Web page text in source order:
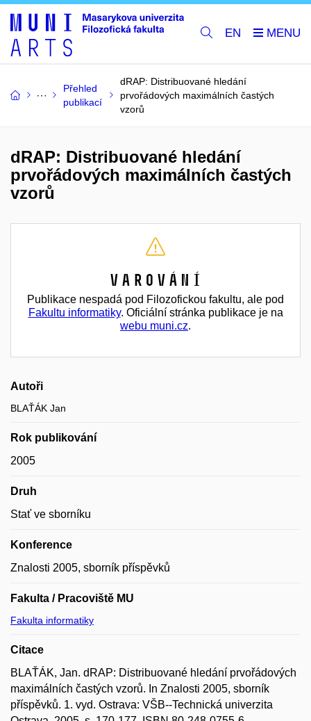
EN
Přehled
publikací
dRAP: Distribuované hledání
prvořádových maximálních častých
vzorů
dRAP: Distribuované hledání
prvořádových maximálních častých
vzorů
Varování
Publikace nespadá pod Filozofickou fakultu, ale pod
Fakultu informatiky. Oficiální stránka publikace je na
webu muni.cz.
Autoři
BLAŤÁK Jan
Rok publikování
2005
Druh
Stať ve sborníku
Konference
Znalosti 2005, sborník příspěvků
Fakulta / Pracoviště MU
Fakulta informatiky
Citace
BLAŤÁK, Jan. dRAP: Distribuované hledání prvořádových
maximálních častých vzorů. In Znalosti 2005, sborník
příspěvků. 1. vyd. Ostrava: VŠB--Technická univerzita